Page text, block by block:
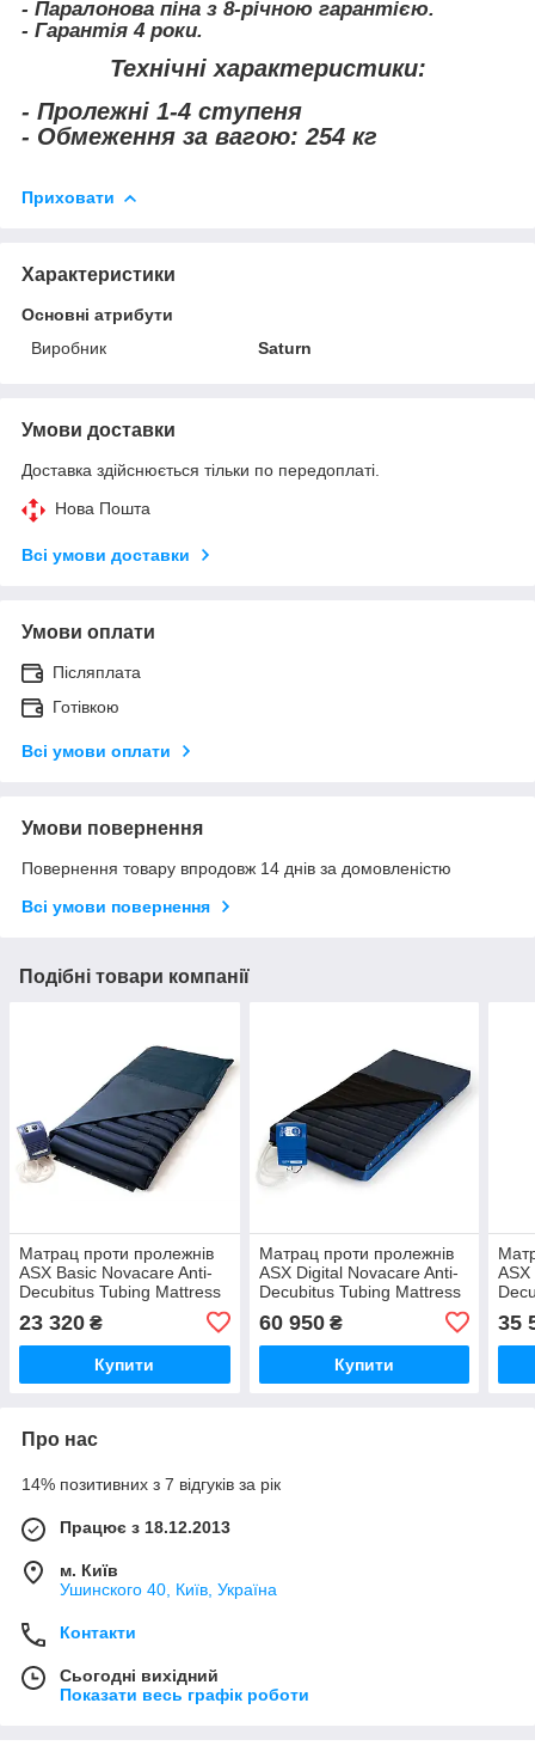
- Паралонова піна з 8-річною гарантією.
- Гарантія 4 роки.
Технічні характеристики:
- Пролежні 1-4 ступеня
- Обмеження за вагою: 254 кг
Приховати
Характеристики
Основні атрибути
Виробник
Saturn
Умови доставки
Доставка здійснюється тільки по передоплаті.
Нова Пошта
Всі умови доставки
Умови оплати
Післяплата
Готівкою
Всі умови оплати
Умови повернення
Повернення товару впродовж 14 днів за домовленістю
Всі умови повернення
Подібні товари компанії
Матрац проти пролежнів
ASX Basic Novacare Anti-
Decubitus Tubing Mattress
23 320 ₴
Купити
Матрац проти пролежнів
ASX Digital Novacare Anti-
Decubitus Tubing Mattress
60 950₴
Купити
35
Про нас
14% позитивних з 7 відгуків за рік
Працює з 18.12.2013
м. Київ
Ушинского 40, Київ, Україна
Контакти
Сьогодні вихідний
Показати весь графік роботи